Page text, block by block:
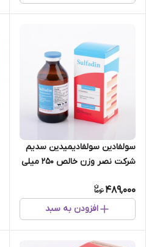
سولفادین سولفادیمیدین سدیم
شرکت نصر وزن خالص ۲۵۰ میلی
489,000
افزودن به سبد